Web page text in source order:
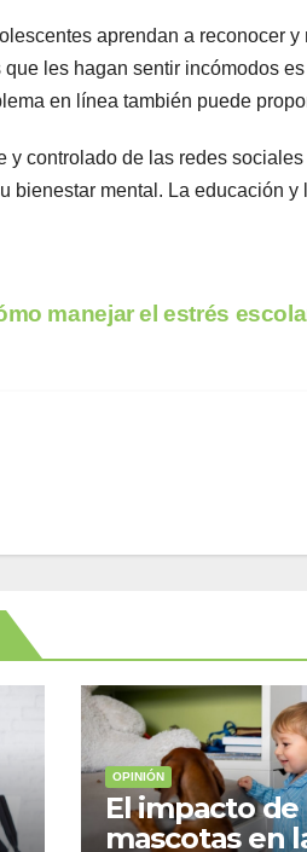
aprendan a reconocer
les hagan sentir incómodos
en línea también puede
y controlado de las redes
bienestar mental. La educación
manejar el estrés
OPINIÓN
El impacto de
mascotas en